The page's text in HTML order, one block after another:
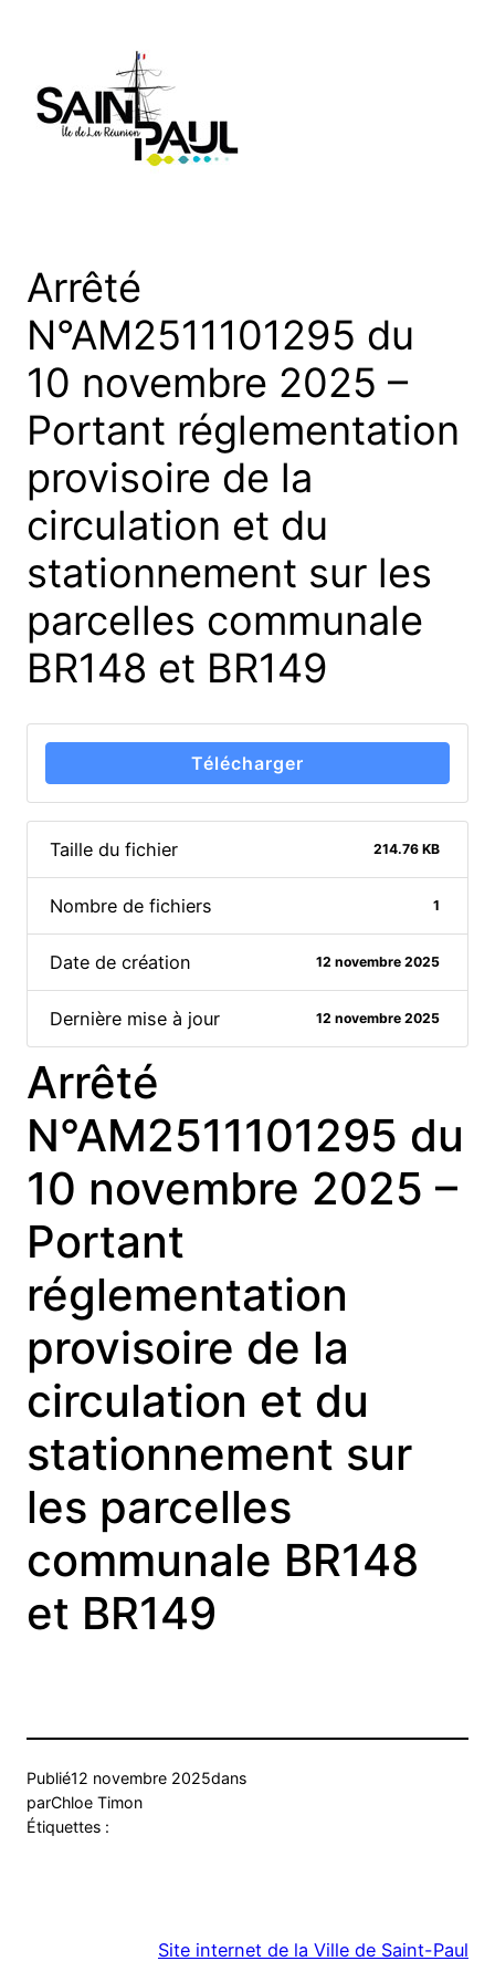
Arrêté
N°AM2511101295 du
10 novembre 2025 –
Portant réglementation
provisoire de la
circulation et du
stationnement sur les
parcelles communale
BR148 et BR149
Télécharger
Taille du fichier 214.76 KB
Nombre de fichiers 1
Date de création 12 novembre 2025
Dernière mise à jour 12 novembre 2025
Arrêté
N°AM2511101295 du
10 novembre 2025 –
Portant
réglementation
provisoire de la
circulation et du
stationnement sur
les parcelles
communale BR148
et BR149
Publié12 novembre 2025dans
parChloe Timon
Étiquettes :
Site internet de la Ville de Saint-Paul